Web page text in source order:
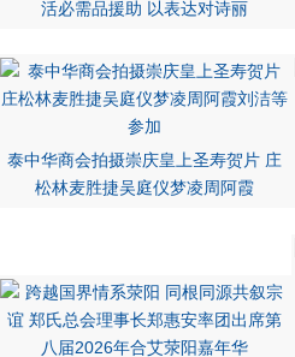
活必需品援助 以表达对诗丽
泰中华商会拍摄崇庆皇上圣寿贺片 庄
松林麦胜捷吴庭仪梦凌周阿霞